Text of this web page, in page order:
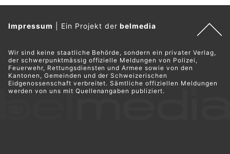
Impressum Ein Projekt derbelmedia
Wir sind keine staatliche Behörde, sondern ein privater Verlag,
der schwerpunktmässig offizielle Meldungen von Polizei,
Feuerwehr, Rettungsdiensten und Armee sowie von den
Kantonen, Gemeinden und der Schweizerischen
Eidgenossenschaft verbreitet. Sämtliche offiziellen Meldungen
werden von uns mit Quellenangaben publiziert.